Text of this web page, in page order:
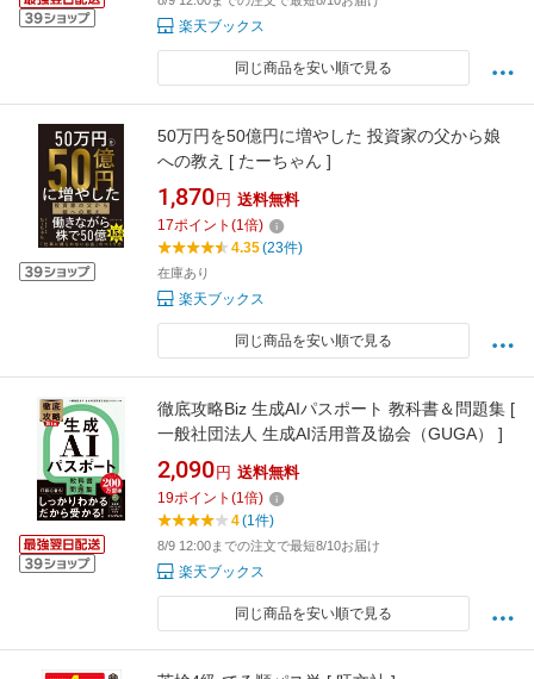
楽天ブックス
同じ商品を安い順で見る
50万円を50億円に増やした 投資家の父から娘
への教え [ たーちゃん ]
1,870 円 送料無料
17ポイント (1倍)
4.35(23件)
在庫あり
楽天ブックス
同じ商品を安い順で見る
徹底攻略Biz 生成AIパスポート 教科書＆問題集 [
一般社団法人 生成AI活用普及協会（GUGA） ]
2,090 円 送料無料
19ポイント (1倍)
4(1件)
8/9 12:00までの注文で最短8/10お届け
楽天ブックス
同じ商品を安い順で見る